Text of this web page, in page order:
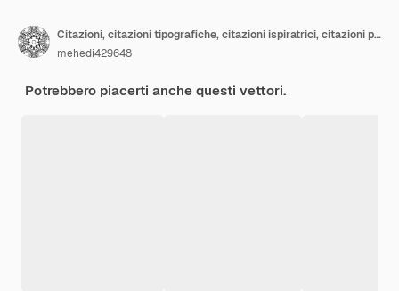
Citazioni, citazioni tipografiche, citazioni ispiratrici, citazioni positive, citazioni calligrafiche
mehedi429648
Potrebbero piacerti anche questi vettori.